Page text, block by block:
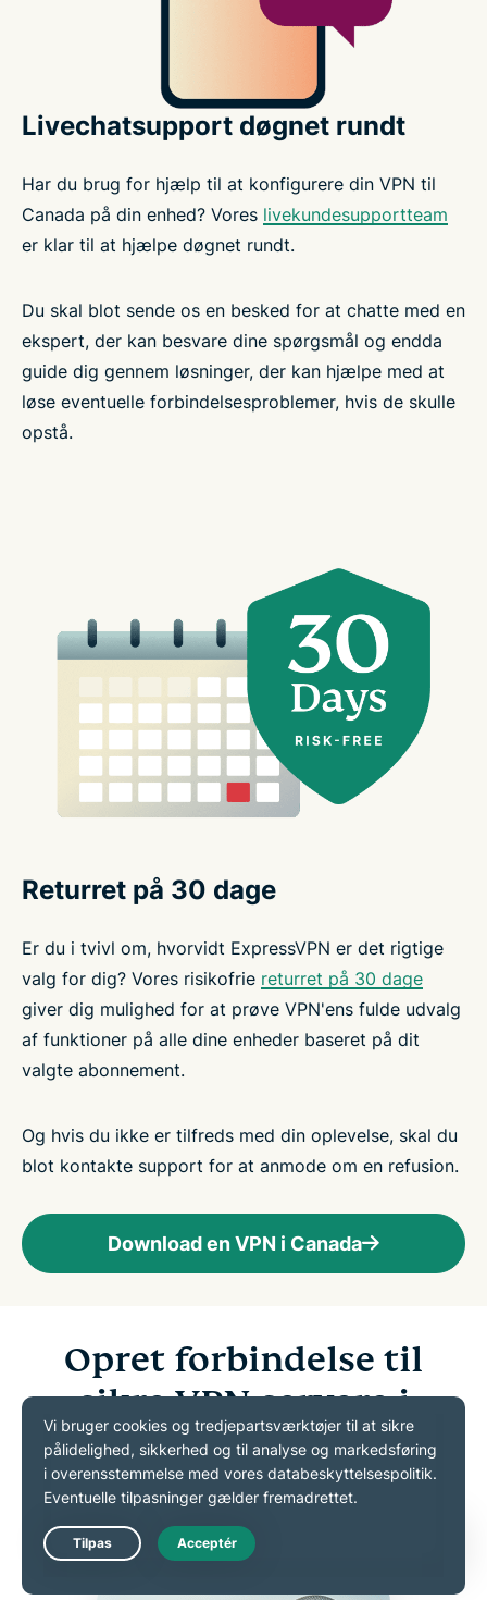
Livechatsupport døgnet rundt
Har du brug for hjælp til at konfigurere din VPN til
Canada på din enhed? Vores livekundesupportteam
er klar til at hjælpe døgnet rundt.
Du skal blot sende os en besked for at chatte med en
ekspert, der kan besvare dine spørgsmål og endda
guide dig gennem løsninger, der kan hjælpe med at
løse eventuelle forbindelsesproblemer, hvis de skulle
opstå.
Returret på 30 dage
Er du i tvivl om, hvorvidt ExpressVPN er det rigtige
valg for dig? Vores risikofrie returret på 30 dage
giver dig mulighed for at prøve VPN'ens fulde udvalg
af funktioner på alle dine enheder baseret på dit
valgte abonnement.
Og hvis du ikke er tilfreds med din oplevelse, skal du
blot kontakte support for at anmode om en refusion.
Download en VPN i Canada
Opret forbindelse til
sikre VPN-servere i
Canada
ExpressVPN giver dig mulighed for at vælge servere i
disse canadiske byer